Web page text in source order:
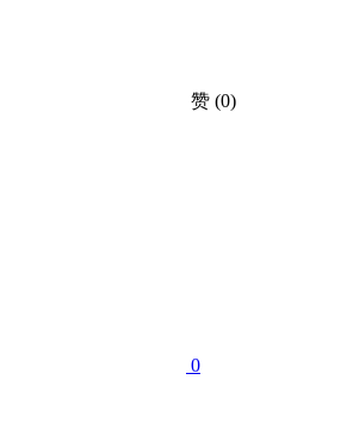
赞 (0)
0